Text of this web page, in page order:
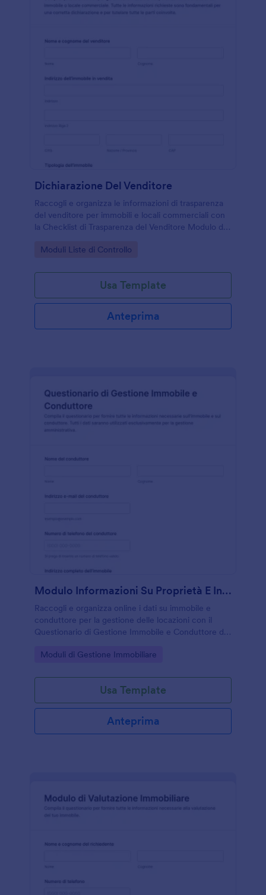
Dichiarazione Del Venditore
Raccogli e organizza le informazioni di trasparenza
del venditore per immobili e locali commerciali con
la Checklist di Trasparenza del Venditore Modulo di
durante la trattativa.
Go to Category:
Moduli Liste di Controllo
Usa Template
Anteprima
Modulo Informazioni Su Proprietà E Inquilino
Raccogli e organizza online i dati su immobile e
conduttore per la gestione delle locazioni con il
Questionario di Gestione Immobile e Conduttore di
di immobili.
Go to Category:
Moduli di Gestione Immobiliare
Usa Template
Anteprima